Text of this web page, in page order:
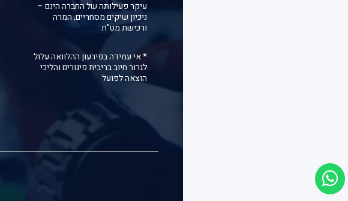
עיקר פעילותה של החברה הינם –
ניכיון שיקים מסחריים, המרה
ורכישת מט"ח.
* אי עמידה בפירעון ההלוואה עלול
לגרור חיוב בריבית פיגורים והליכי
הוצאה לפועל